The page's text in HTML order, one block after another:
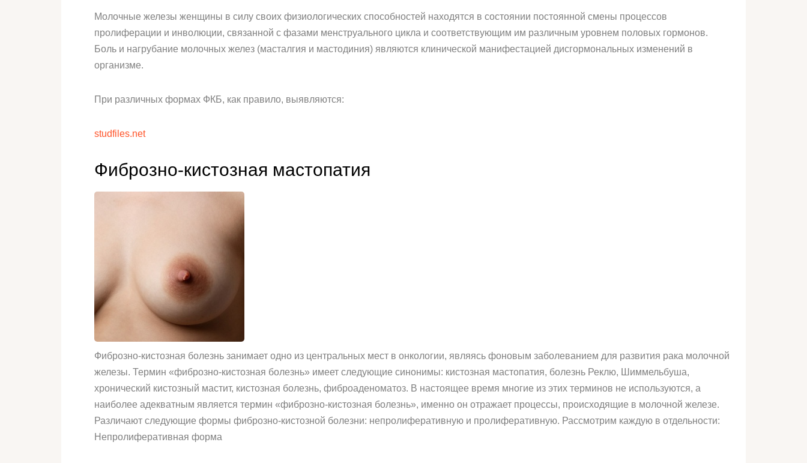
Молочные железы женщины в силу своих физиологических способностей находятся в состоянии постоянной смены процессов
пролиферации и инволюции, связанной с фазами менструального цикла и соответствующим им различным уровнем половых гормонов.
Боль и нагрубание молочных желез (масталгия и мастодиния) являются клинической манифестацией дисгормональных изменений в
организме.
При различных формах ФКБ, как правило, выявляются:
studfiles.net
Фиброзно-кистозная мастопатия
Фиброзно-кистозная болезнь занимает одно из центральных мест в онкологии, являясь фоновым заболеванием для развития рака молочной
железы. Термин «фиброзно-кистозная болезнь» имеет следующие синонимы: кистозная мастопатия, болезнь Реклю, Шиммельбуша,
хронический кистозный мастит, кистозная болезнь, фиброаденоматоз. В настоящее время многие из этих терминов не используются, а
наиболее адекватным является термин «фиброзно-кистозная болезнь», именно он отражает процессы, происходящие в молочной железе.
Различают следующие формы фиброзно-кистозной болезни: непролиферативную и пролиферативную. Рассмотрим каждую в отдельности:
Непролиферативная форма